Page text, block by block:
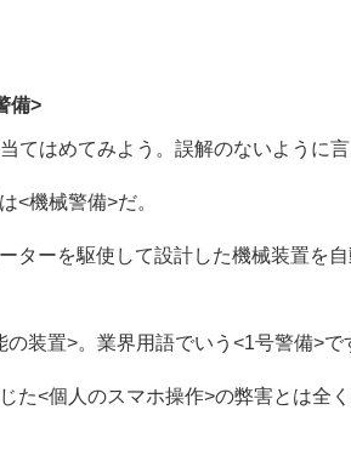
備>
てはめてみよう。誤解のないように言
<機械警備>だ。
ターを駆使して設計した機械装置を
装置>。業界用語でいう<1号警備>で
た<個人のスマホ操作>の弊害とは全